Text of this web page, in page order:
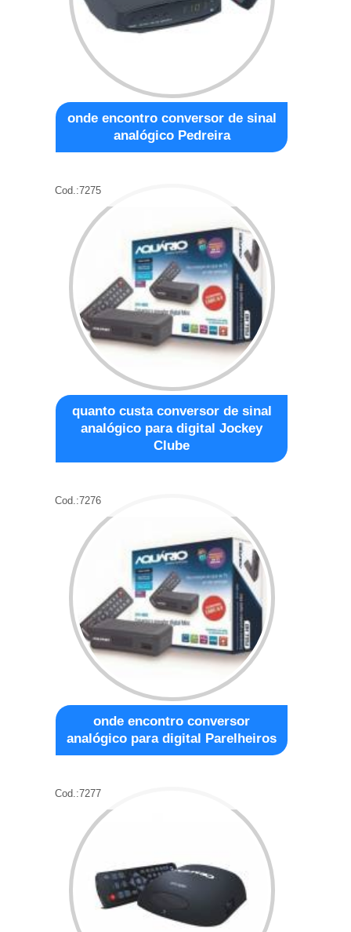
onde encontro conversor de sinal
analógico Pedreira
Cod.:7275
quanto custa conversor de sinal
analógico para digital Jockey
Clube
Cod.:7276
onde encontro conversor
analógico para digital Parelheiros
Cod.:7277